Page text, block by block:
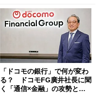
「ドコモの銀行」で何が変わ
る？ ドコモFG廣井社長に聞
く「通信×金融」の攻勢とグ